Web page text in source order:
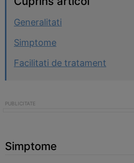
Generalitati
Simptome
Facilitati de tratament
Simptome